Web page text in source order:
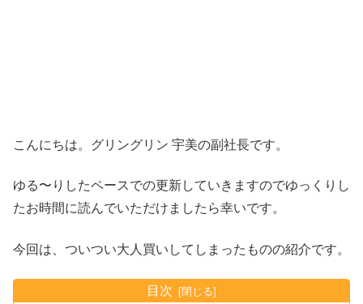
こんにちは。グリングリン 宇美の副社長です。
ゆる〜りしたペースでの更新していきますのでゆっくりし
たお時間に読んでいただけましたら幸いです。
今回は、ついつい大人買いしてしまったものの紹介です。
目次